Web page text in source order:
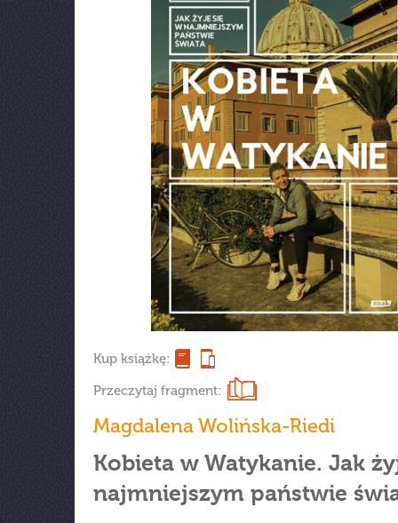
Kup książkę:
Przeczytaj fragment:
Magdalena Wolińska-Riedi
Kobieta w Watykanie. Jak
najmniejszym państwie